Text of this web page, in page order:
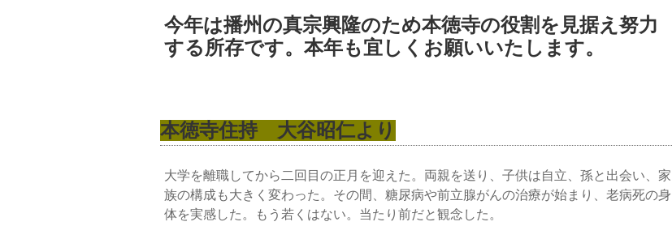
今年は播州の真宗興隆のため本徳寺の役割を見据え努力
する所存です。本年も宜しくお願いいたします。
本徳寺住持 大谷昭仁より
大学を離職してから二回目の正月を迎えた。両親を送り、子供は自立、孫と出会い、家
族の構成も大きく変わった。その間、糖尿病や前立腺がんの治療が始まり、老病死の身
体を実感した。もう若くはない。当たり前だと観念した。